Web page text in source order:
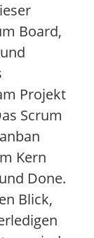
Board,
Projekt
Scrum
Kern
Done.
Blick,